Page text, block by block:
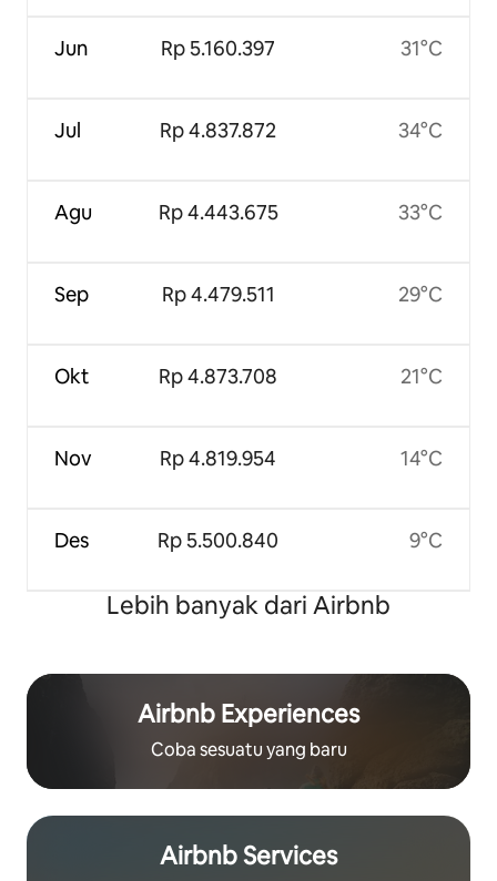
Jun
Jul
Agu
Sep
Okt
Nov
Des
Rp 5.160.397
Rp 4.837.872
Rp 4.443.675
Rp 4.479.511
Rp 4.873.708
Rp 4.819.954
Rp 5.500.840
31°C
34°C
33°C
29°C
21°C
14°C
9°C
Lebih banyak dari Airbnb
Airbnb Experiences
Coba sesuatu yang baru
Airbnb Services